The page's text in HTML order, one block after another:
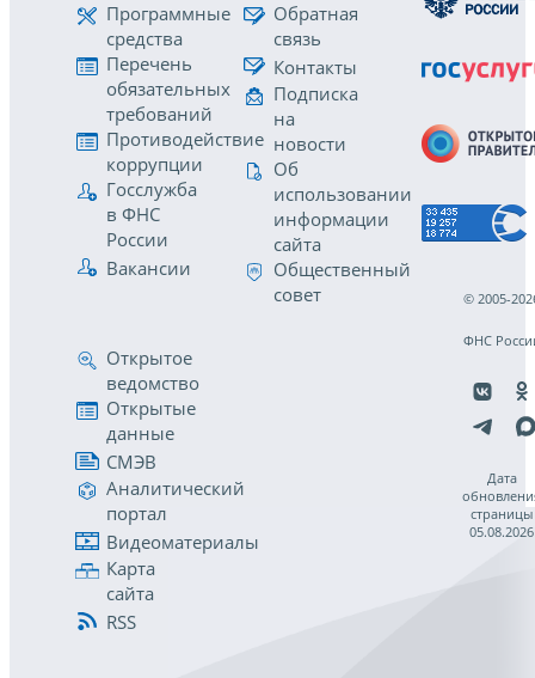
Программные
средства
Перечень
обязательных
требований
Противодействие
коррупции
Госслужба
в ФНС
России
Вакансии
Обратная
связь
Контакты
Подписка
на
новости
Об
использовании
информации
сайта
Общественный
совет
Открытое
ведомство
Открытые
данные
СМЭВ
Аналитический
портал
Видеоматериалы
Карта
сайта
RSS
© 2005-
ФНС
Дата
страницы
05.08.2026